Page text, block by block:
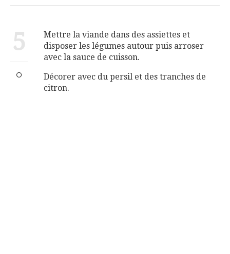
5
Mettre la viande dans des assiettes et
disposer les légumes autour puis arroser
avec la sauce de cuisson.
Décorer avec du persil et des tranches de
citron.